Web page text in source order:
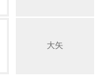
大矢